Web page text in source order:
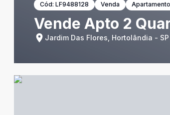
Cód: LF9488128 Venda Apartamento
Vende Apto 2
Jardim Das Flores, Hortolândia - SP